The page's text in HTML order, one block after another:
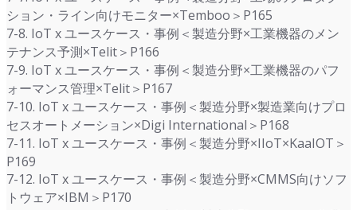
ション・ライン向けモニター×Temboo＞P165
7-8. IoT x ユースケース・事例＜製造分野×工業機器のメン
テナンス予測×Telit＞P166
7-9. IoT x ユースケース・事例＜製造分野×工業機器のパフ
ォーマンス管理×Telit＞P167
7-10. IoT x ユースケース・事例＜製造分野×製造業向けプロ
セスオートメーション×Digi International＞P168
7-11. IoT x ユースケース・事例＜製造分野×IIoT×KaaIOT＞
P169
7-12. IoT x ユースケース・事例＜製造分野×CMMS向けソフ
トウェア×IBM＞P170